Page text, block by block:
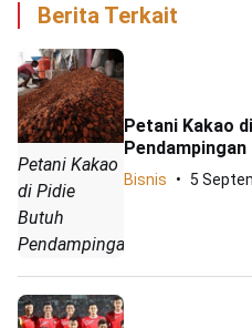
Berita Terkait
Petani Kakao
di Pidie
Butuh
Pendampingan
Petani Kakao
Pendampingan
Bisnis 5